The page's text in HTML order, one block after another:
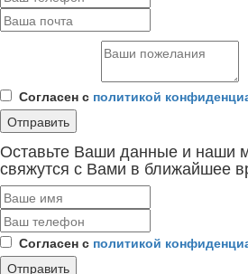
Согласен с политикой
Оставьте Ваши данные и наши
свяжутся с Вами в ближайшее
Согласен с политикой